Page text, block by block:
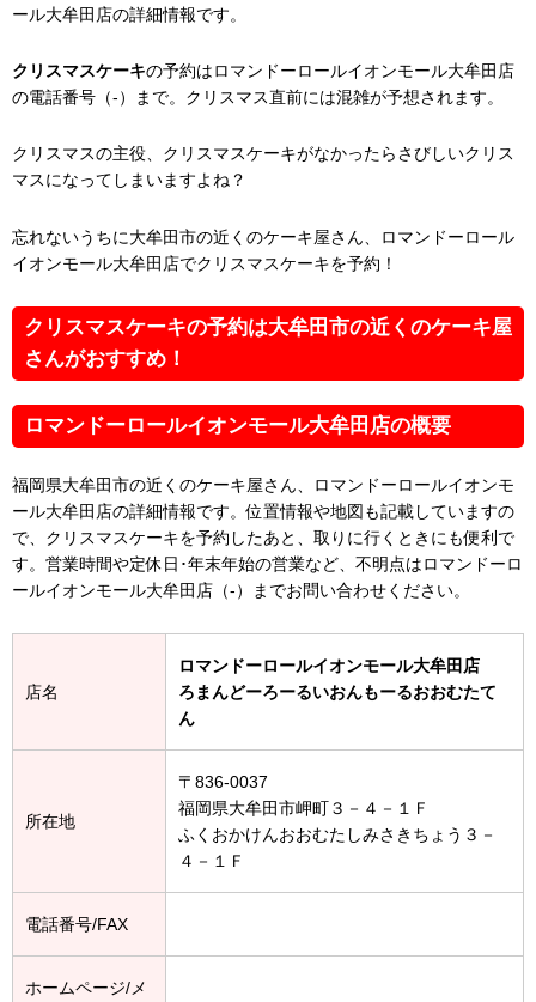
ール大牟田店の詳細情報です。
クリスマスケーキの予約はロマンドーロールイオンモール大牟田店
の電話番号（-）まで。クリスマス直前には混雑が予想されます。
クリスマスの主役、クリスマスケーキがなかったらさびしいクリス
マスになってしまいますよね？
忘れないうちに大牟田市の近くのケーキ屋さん、ロマンドーロール
イオンモール大牟田店でクリスマスケーキを予約！
クリスマスケーキの予約は大牟田市の近くのケーキ屋
さんがおすすめ！
ロマンドーロールイオンモール大牟田店の概要
福岡県大牟田市の近くのケーキ屋さん、ロマンドーロールイオンモ
ール大牟田店の詳細情報です。位置情報や地図も記載していますの
で、クリスマスケーキを予約したあと、取りに行くときにも便利で
す。営業時間や定休日･年末年始の営業など、不明点はロマンドーロ
ールイオンモール大牟田店（-）までお問い合わせください。
店名
ロマンドーロールイオンモール大牟田店
ろまんどーろーるいおんもーるおおむたて
ん
所在地
〒836-0037
福岡県大牟田市岬町３－４－１Ｆ
ふくおかけんおおむたしみさきちょう３－
４－１Ｆ
電話番号/FAX
ホームページ/メ